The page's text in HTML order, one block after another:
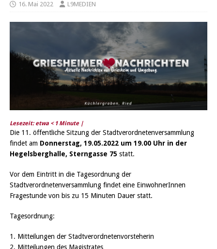
16. Mai 2022 L9MEDIEN
Lesezeit: etwa < 1 Minute |
Die 11. öffentliche Sitzung der Stadtverordnetenversammlung
findet am Donnerstag, 19.05.2022 um 19.00 Uhr in der
Hegelsberghalle, Sterngasse 75 statt.
Vor dem Eintritt in die Tagesordnung der
Stadtverordnetenversammlung findet eine EinwohnerInnen
Fragestunde von bis zu 15 Minuten Dauer statt.
Tagesordnung:
1. Mitteilungen der Stadtverordnetenvorsteherin
2. Mitteilungen des Magistrates